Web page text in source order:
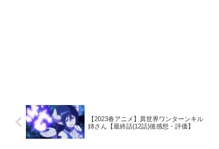
【2023春アニメ】異世界ワンターンキル
姉さん【最終話(12話)後感想・評価】